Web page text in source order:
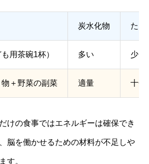
炭水化物 たん
用茶碗1杯） 多い 少な
＋野菜の副菜 適量 十分
けの食事ではエネルギーは確保でき
脳を働かせるための材料が不足しや
す。